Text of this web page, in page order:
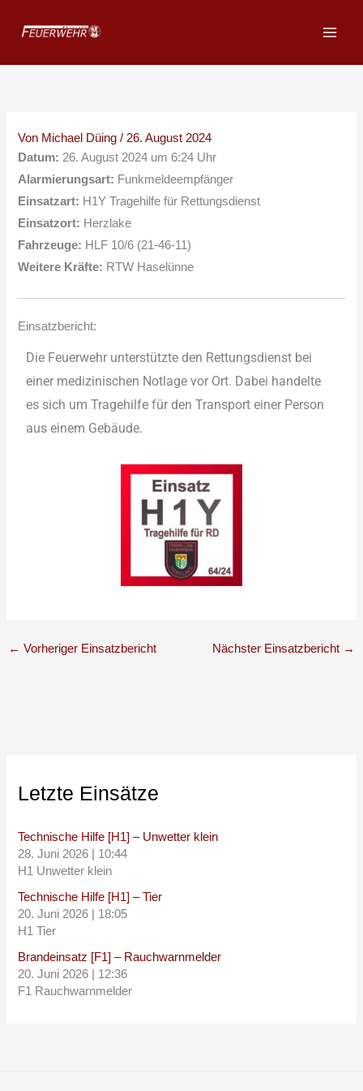
Inhalt
Letzte Einsätze
Technische Hilfe [H1] – Unwetter klein
28. Juni 2026
10:44
H1 Unwetter klein
Technische Hilfe [H1] – Tier
20. Juni 2026
18:05
H1 Tier
Brandeinsatz [F1] – Rauchwarnmelder
20. Juni 2026
12:36
F1 Rauchwarnmelder
Von Michael Düing/26. August 2024
Datum: 26. August 2024 um 6:24 Uhr
Alarmierungsart: Funkmeldeempfänger
Einsatzart: H1Y Tragehilfe für Rettungsdienst
Einsatzort: Herzlake
Fahrzeuge: HLF 10/6 (21-46-11)
Weitere Kräfte: RTW Haselünne
Einsatzbericht:
Die Feuerwehr unterstützte den Rettungsdienst bei
einer medizinischen Notlage vor Ort. Dabei handelte
es sich um Tragehilfe für den Transport einer Person
aus einem Gebäude.
← Vorheriger Einsatzbericht Nächster Einsatzbericht →